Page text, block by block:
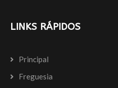
LINKS RÁPIDOS
Principal
Freguesia